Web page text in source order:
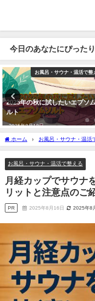
今日のあなたにぴった
お風呂・サウナ・温活で整
2025年の秋に試したいエプソ
ルト
2025年8月18日
ホーム お風呂・サウナ・温活
い使い方、メリットと注意点のご紹
お風呂・サウナ・温活で整える
月経カップでサウナ
リットと注意点のご
PR 2025年8月16日 2025年8